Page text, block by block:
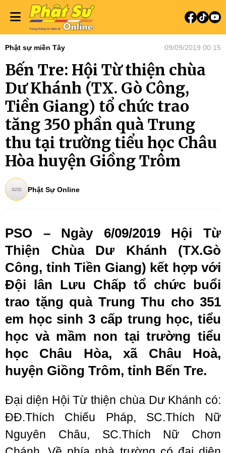
Phật sự miền Tây 09/09/2019 00:15
Bến Tre: Hội Từ thiện chùa
Dư Khánh (TX. Gò Công,
Tiền Giang) tổ chức trao
tăng 350 phần quà Trung
thu tại trường tiểu học Châu
Hòa huyện Giồng Trôm
Phật Sự Online
PSO – Ngày 6/09/2019 Hội Từ
Thiện Chùa Dư Khánh (TX.Gò
Công, tỉnh Tiền Giang) kết hợp với
Đội lân Lưu Chấp tổ chức buổi
trao tặng quà Trung Thu cho 351
em học sinh 3 cấp trung học, tiểu
học và mầm non tại trường tiểu
học Châu Hòa, xã Châu Hoà,
huyện Giồng Trôm, tỉnh Bến Tre.
Đại diện Hội Từ thiện chùa Dư Khánh có:
ĐĐ.Thích Chiếu Pháp, SC.Thích Nữ
Nguyên Châu, SC.Thích Nữ Chơn